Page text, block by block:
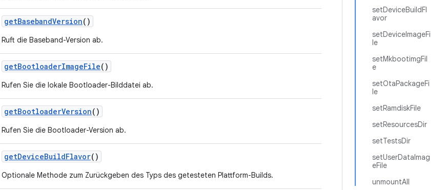
setDeviceBuildFl
avor
setDeviceImageFi
le
setMkbootimgFil
e
setOtaPackageFi
le
setRamdiskFile
setResourcesDir
setTestsDir
setUserDataImag
eFile
unmountAll
getBasebandVersion()
Ruft die Baseband-Version ab.
getBootloaderImageFile()
Rufen Sie die lokale Bootloader-Bilddatei ab.
getBootloaderVersion()
Rufen Sie die Bootloader-Version ab.
getDeviceBuildFlavor()
Optionale Methode zum Zurückgeben des Typs des getesteten Plattform-Builds.